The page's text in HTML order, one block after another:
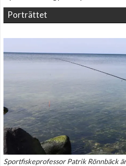
Porträttet
Sportfiskeprofessor Patrik Rönnbäck